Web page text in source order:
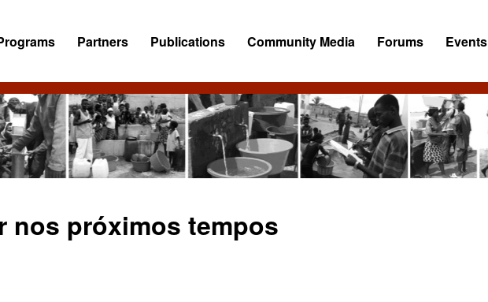
Partners Publications Community Media Forums Events
nos próximos tempos